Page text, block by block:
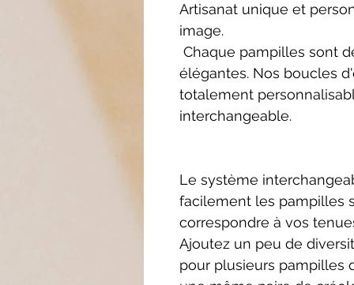
Artisanat unique et
image.
Chaque pampilles sont
élégantes. Nos boucles
totalement
interchangeable.
Le système
facilement les pampilles
correspondre à vos
Ajoutez un peu de
pour plusieurs pampilles